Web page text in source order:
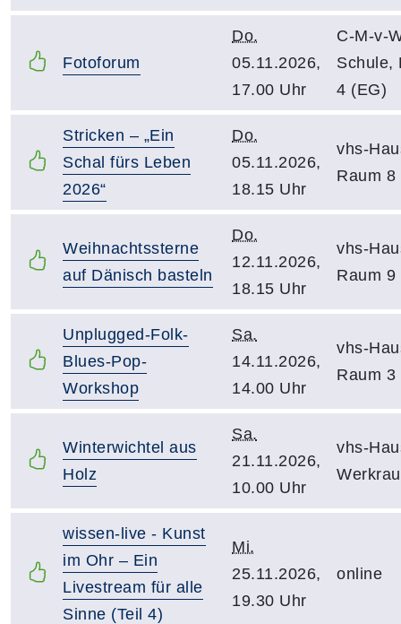
Fotoforum
Do.
05.11.2026,
17.00 Uhr
C-M-v-
Schule,
4 (EG)
Stricken – „Ein
Schal fürs Leben
2026“
Do.
05.11.2026,
18.15 Uhr
vhs-
Raum 8
Weihnachtssterne
auf Dänisch basteln
Do.
12.11.2026,
18.15 Uhr
vhs-
Raum 9
Unplugged-Folk-
Blues-Pop-
Workshop
Sa.
14.11.2026,
14.00 Uhr
vhs-
Raum 3
Winterwichtel aus
Holz
Sa.
21.11.2026,
10.00 Uhr
vhs-
wissen-live - Kunst
im Ohr – Ein
Livestream für alle
Sinne (Teil 4)
Mi.
25.11.2026,
19.30 Uhr
online